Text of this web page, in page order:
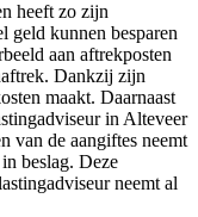
heeft zo zijn
geld kunnen besparen
aan aftrekposten
Dankzij zijn
maakt. Daarnaast
in Alteveer
van de aangiftes neemt
beslag. Deze
neemt al